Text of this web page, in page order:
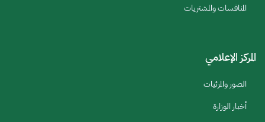
المنافسات والمشتريات
المركز الإعلامي
الصور والمرئيات
أخبار الوزارة